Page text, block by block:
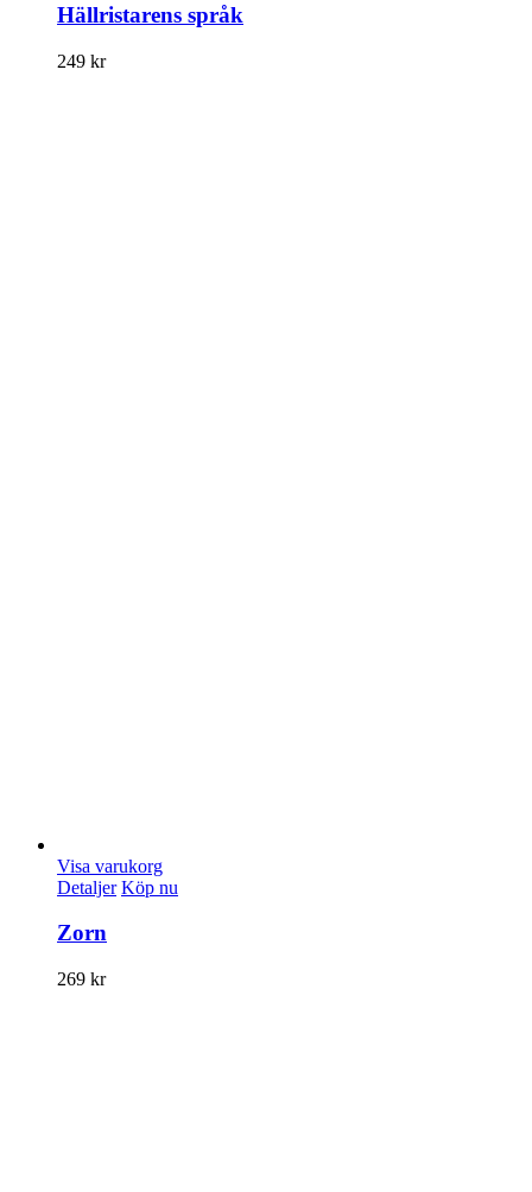
Hällristarens språk
249 kr
Visa varukorg
Detaljer Köp nu
Zorn
269 kr